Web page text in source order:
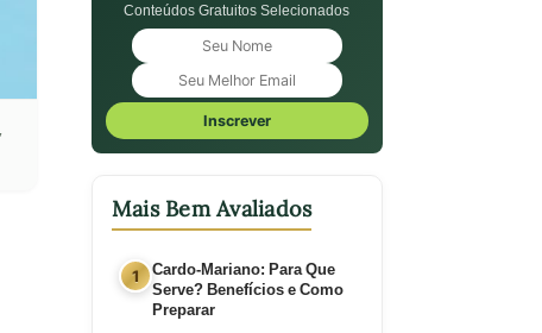
Conteúdos Gratuitos Selecionados
Inscrever
Mais Bem Avaliados
Cardo-Mariano: Para Que
Serve? Benefícios e Como
Preparar